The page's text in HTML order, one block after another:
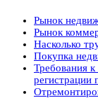
Рынок
Рынок
Насколько
Покупка
Требования
регистрации